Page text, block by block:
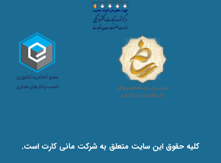
کلیه حقوق این سایت متعلق به شرکت مانی کارت است.